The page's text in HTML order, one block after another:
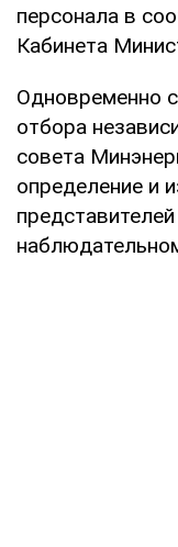
персонала в
Кабинета
Одновременно
отбора
совета
определение и